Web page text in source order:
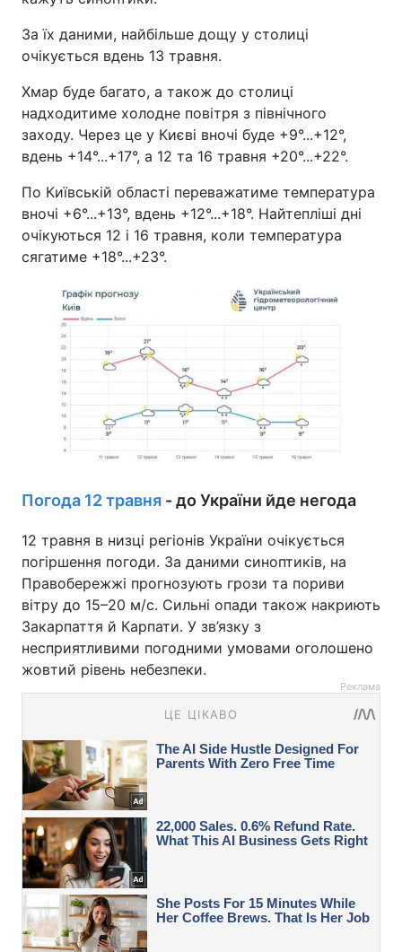
За їх даними, найбільше дощу у столиці
очікується вдень 13 травня.
Хмар буде багато, а також до столиці
надходитиме холодне повітря з північного
заходу. Через це у Києві вночі буде +9°...+12°,
вдень +14°...+17°, а 12 та 16 травня +20°...+22°.
По Київській області переважатиме температура
вночі +6°...+13°, вдень +12°...+18°. Найтепліші дні
очікуються 12 і 16 травня, коли температура
сягатиме +18°...+23°.
Погода 12 травня - до України йде негода
12 травня в низці регіонів України очікується
погіршення погоди. За даними синоптиків, на
Правобережжі прогнозують грози та пориви
вітру до 15–20 м/с. Сильні опади також накриють
Закарпаття й Карпати. У зв’язку з
несприятливими погодними умовами оголошено
жовтий рівень небезпеки.
Реклама